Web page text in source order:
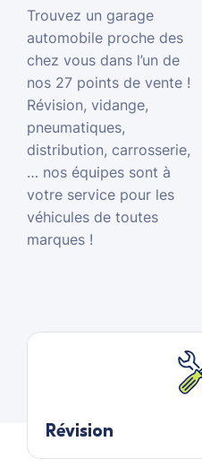
Trouvez un garage
automobile proche des
chez vous dans l’un de
nos 27 points de vente !
Révision, vidange,
pneumatiques,
distribution, carrosserie,
… nos équipes sont à
votre service pour les
véhicules de toutes
marques !
Révision